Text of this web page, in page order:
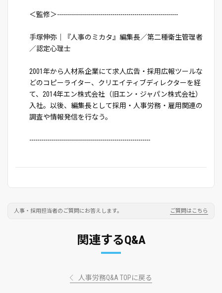
＜監修＞-------------------------------------------------------------
手塚伸弥｜『人事のミカタ』編集長／第二種衛生管理者
／認定心理士
2001年から人材系企業にて求人広告・採用広報ツールな
どのコピーライター、クリエイティブディレクターを経
て、2014年エン株式会社（旧エン・ジャパン株式会社）
入社。以後、編集長として採用・人事労務・雇用関連の
調査や情報発信を行なう。
-------------------------------------------------------------
人事・採用担当者のご質問にお答えします。 ご質問はこちら
関連するQ&A
人事労務Q&A TOPに戻る